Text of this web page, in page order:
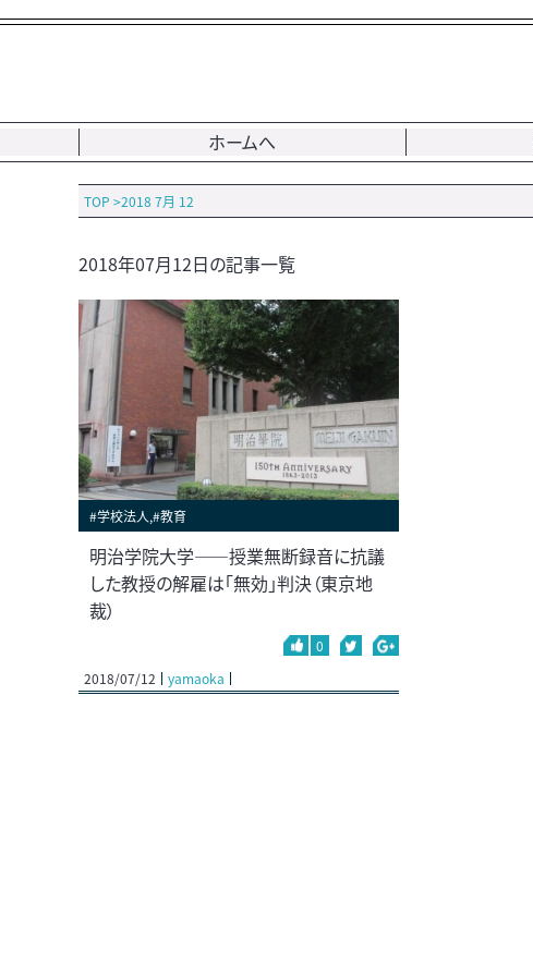
ホームへ
TOP >2018 7月 12
2018年07月12日の記事一覧
#学校法人,#教育
明治学院大学――授業無断録音に抗議
した教授の解雇は「無効」判決（東京地
裁）
0
2018/07/12
yamaoka